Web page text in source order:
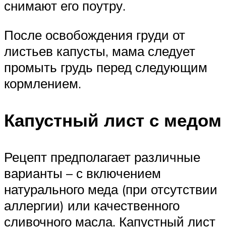
снимают его поутру.
После освобождения груди от
листьев капусты, мама следует
промыть грудь перед следующим
кормлением.
Капустный лист с медом
Рецепт предполагает различные
варианты – с включением
натурального меда (при отсутствии
аллергии) или качественного
сливочного масла. Капустный лист